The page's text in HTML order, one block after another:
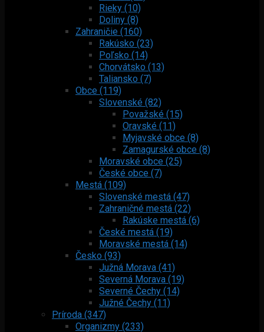
Rieky (10)
Doliny (8)
Zahraničie (160)
Rakúsko (23)
Poľsko (14)
Chorvátsko (13)
Taliansko (7)
Obce (119)
Slovenské (82)
Považské (15)
Oravské (11)
Myjavské obce (8)
Zamagurské obce (8)
Moravské obce (25)
České obce (7)
Mestá (109)
Slovenské mestá (47)
Zahraničné mestá (22)
Rakúske mestá (6)
České mestá (19)
Moravské mestá (14)
Česko (93)
Južná Morava (41)
Severná Morava (19)
Severné Čechy (14)
Južné Čechy (11)
Príroda (347)
Organizmy (233)